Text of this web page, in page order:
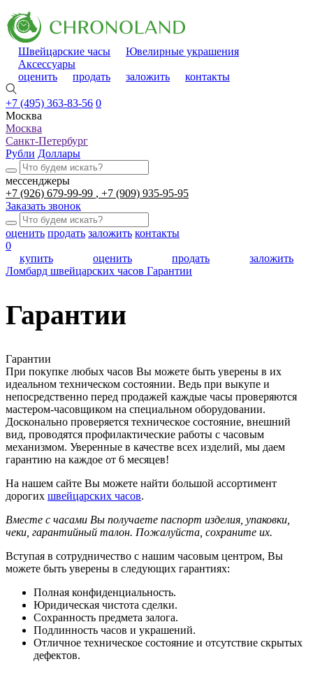
Швейцарские часы
Ювелирные украшения
Аксессуары
оценить
продать заложить контакты
+7 (495) 363-83-56 0
Москва
Москва
Санкт-Петербург
Рубли Доллары
мессенджеры
+7 (926) 679-99-99
+7 (909) 935-95-95
Заказать звонок
оценить продать заложить контакты
0
купить
оценить продать
заложить
Ломбард швейцарских часов Гарантии
Гарантии
Гарантии
При покупке любых часов Вы можете быть уверены в их
идеальном техническом состоянии. Ведь при выкупе и
непосредственно перед продажей каждые часы проверяются
мастером-часовщиком на специальном оборудовании.
Досконально проверяется техническое состояние, внешний
вид, проводятся профилактические работы с часовым
механизмом. Уверенные в качестве всех изделий, мы даем
гарантию на каждое от 6 месяцев!
На нашем сайте Вы можете найти большой ассортимент
дорогих швейцарских часов.
Вместе с часами Вы получаете паспорт изделия, упаковки,
чеки, гарантийный талон. Пожалуйста, сохраните их.
Вступая в сотрудничество с нашим часовым центром, Вы
можете быть уверены в следующих гарантиях:
Полная конфиденциальность.
Юридическая чистота сделки.
Сохранность предмета залога.
Подлинность часов и украшений.
Отличное техническое состояние и отсутствие скрытых
дефектов.